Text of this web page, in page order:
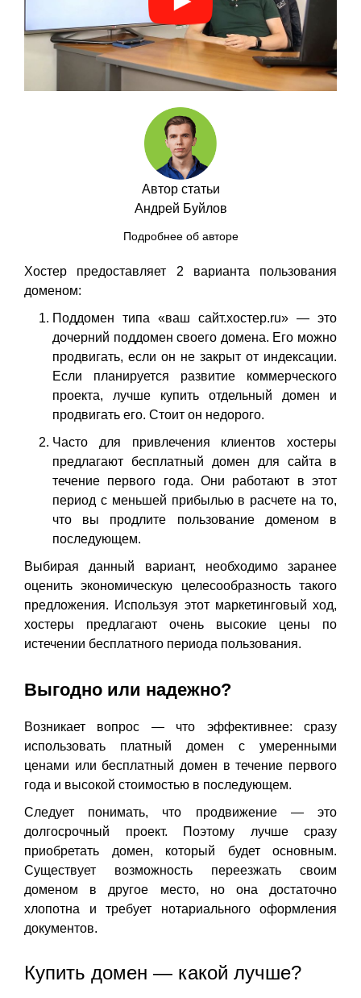
Автор статьи
Андрей Буйлов
Подробнее об авторе
Хостер предоставляет 2 варианта пользования
доменом:
Поддомен типа «ваш сайт.хостер.ru» — это
дочерний поддомен своего домена. Его можно
продвигать, если он не закрыт от индексации.
Если планируется развитие коммерческого
проекта, лучше купить отдельный домен и
продвигать его. Стоит он недорого.
Часто для привлечения клиентов хостеры
предлагают бесплатный домен для сайта в
течение первого года. Они работают в этот
период с меньшей прибылью в расчете на то,
что вы продлите пользование доменом в
последующем.
Выбирая данный вариант, необходимо заранее
оценить экономическую целесообразность такого
предложения. Используя этот маркетинговый ход,
хостеры предлагают очень высокие цены по
истечении бесплатного периода пользования.
Выгодно или надежно?
Возникает вопрос — что эффективнее: сразу
использовать платный домен с умеренными
ценами или бесплатный домен в течение первого
года и высокой стоимостью в последующем.
Следует понимать, что продвижение — это
долгосрочный проект. Поэтому лучше сразу
приобретать домен, который будет основным.
Существует возможность переезжать своим
доменом в другое место, но она достаточно
хлопотна и требует нотариального оформления
документов.
Купить домен — какой лучше?